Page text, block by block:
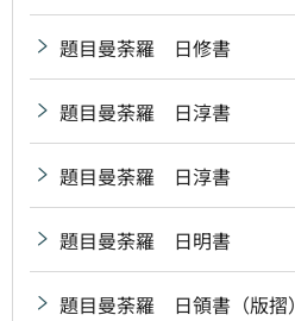
題目曼荼羅 日修書
題目曼荼羅 日淳書
題目曼荼羅 日淳書
題目曼荼羅 日明書
題目曼荼羅 日領書（版摺）